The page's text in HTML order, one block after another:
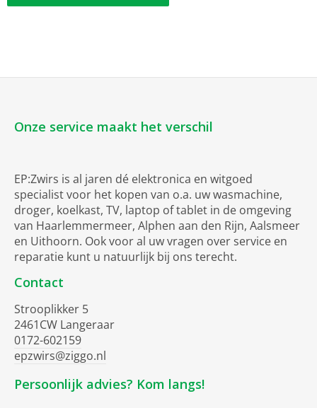
Onze service maakt het verschil
EP:Zwirs is al jaren dé elektronica en witgoed
specialist voor het kopen van o.a. uw wasmachine,
droger, koelkast, TV, laptop of tablet in de omgeving
van Haarlemmermeer, Alphen aan den Rijn, Aalsmeer
en Uithoorn. Ook voor al uw vragen over service en
reparatie kunt u natuurlijk bij ons terecht.
Contact
Strooplikker 5
2461CW Langeraar
0172-602159
epzwirs@ziggo.nl
Persoonlijk advies? Kom langs!